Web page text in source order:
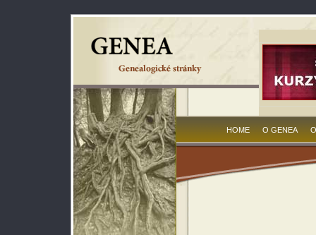
HOME O GENEA